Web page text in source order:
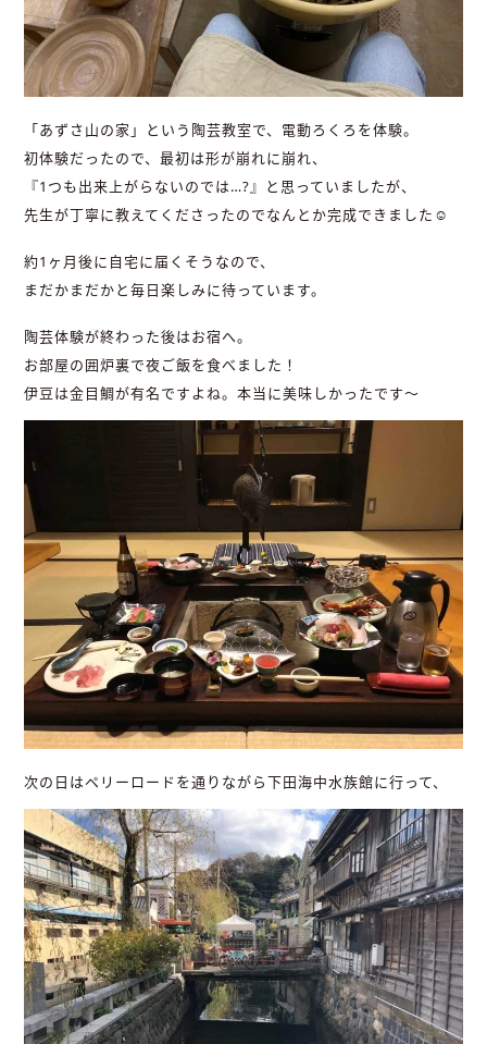
「あずさ山の家」という陶芸教室で、電動ろくろを体験。
初体験だったので、最初は形が崩れに崩れ、
『1つも出来上がらないのでは…?』と思っていましたが、
先生が丁寧に教えてくださったのでなんとか完成できました☺︎
約1ヶ月後に自宅に届くそうなので、
まだかまだかと毎日楽しみに待っています。
陶芸体験が終わった後はお宿へ。
お部屋の囲炉裏で夜ご飯を食べました！
伊豆は金目鯛が有名ですよね。本当に美味しかったです〜
次の日はペリーロードを通りながら下田海中水族館に行って、